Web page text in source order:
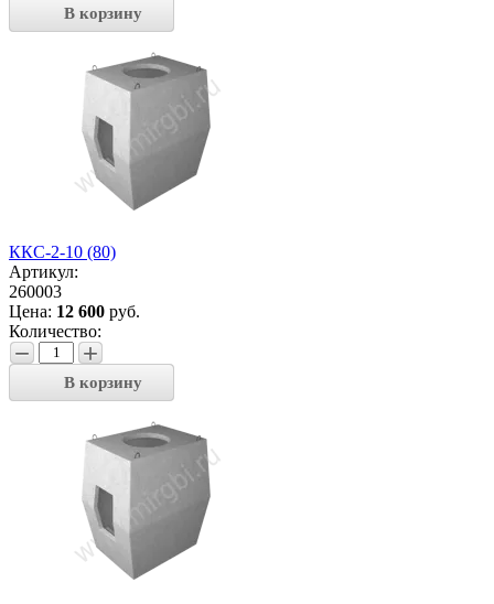
В корзину
ККС-2-10 (80)
Артикул:
260003
Цена: 12 600 руб.
Количество:
− +
В корзину